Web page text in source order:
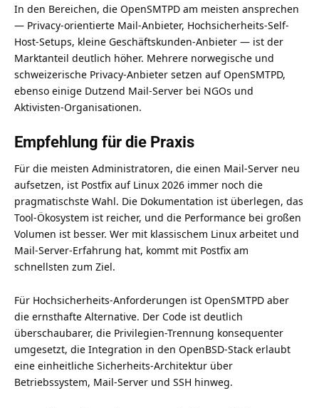
In den Bereichen, die OpenSMTPD am meisten ansprechen
— Privacy-orientierte Mail-Anbieter, Hochsicherheits-Self-
Host-Setups, kleine Geschäftskunden-Anbieter — ist der
Marktanteil deutlich höher. Mehrere norwegische und
schweizerische Privacy-Anbieter setzen auf OpenSMTPD,
ebenso einige Dutzend Mail-Server bei NGOs und
Aktivisten-Organisationen.
Empfehlung für die Praxis
Für die meisten Administratoren, die einen Mail-Server neu
aufsetzen, ist Postfix auf Linux 2026 immer noch die
pragmatischste Wahl. Die Dokumentation ist überlegen, das
Tool-Ökosystem ist reicher, und die Performance bei großen
Volumen ist besser. Wer mit klassischem Linux arbeitet und
Mail-Server-Erfahrung hat, kommt mit Postfix am
schnellsten zum Ziel.
Für Hochsicherheits-Anforderungen ist OpenSMTPD aber
die ernsthafte Alternative. Der Code ist deutlich
überschaubarer, die Privilegien-Trennung konsequenter
umgesetzt, die Integration in den OpenBSD-Stack erlaubt
eine einheitliche Sicherheits-Architektur über
Betriebssystem, Mail-Server und SSH hinweg.